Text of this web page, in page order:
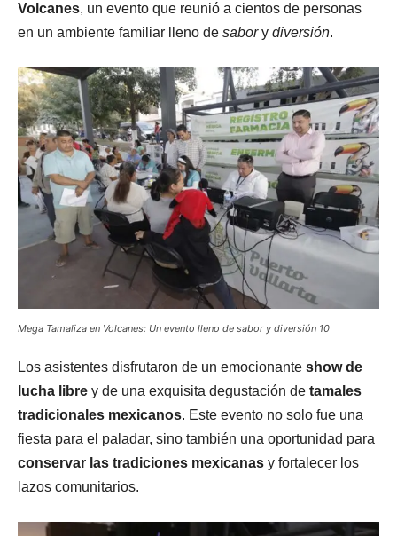
Volcanes, un evento que reunió a cientos de personas
en un ambiente familiar lleno de sabory diversión.
Mega Tamaliza en Volcanes: Un evento lleno de sabor y diversión 10
Los asistentes disfrutaron de un emocionante show de
lucha libre y de una exquisita degustación de tamales
tradicionales mexicanos. Este evento no solo fue una
fiesta para el paladar, sino también una oportunidad para
conservar las tradiciones mexicanas y fortalecer los
lazos comunitarios.